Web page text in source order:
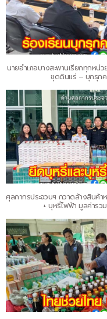
นายอำเภอบางสะพานเรียกทุกห
ขุดดินแร่ – บุกรุก
ศุลกากรประจวบฯ กวาดล้างสินค้
+ บุหรี่ไฟฟ้า มูลค่ารว